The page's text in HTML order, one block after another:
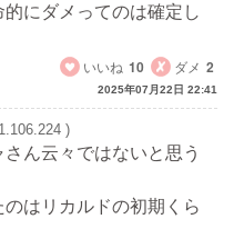
にダメってのは確定し
いいね 10 ダメ 2
2025年07月22日 22:41
)
ん云々ではないと思う
はリカルドの初期くら